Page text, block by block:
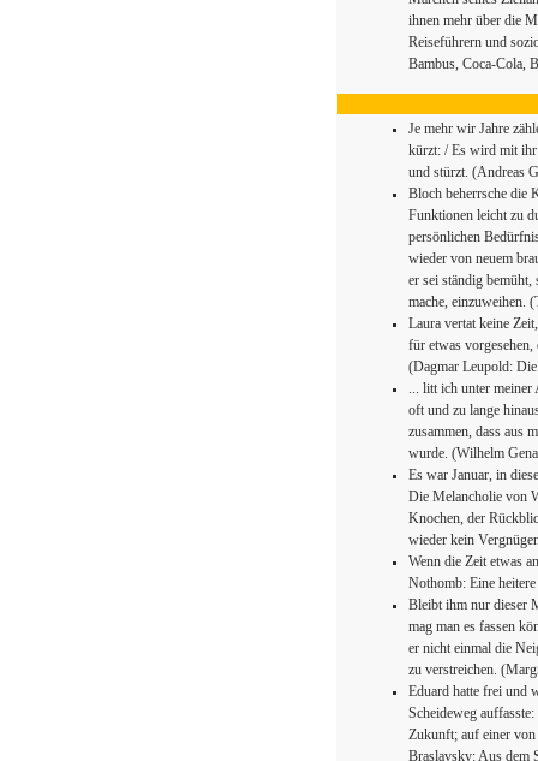
ihnen mehr über die
Reiseführern und
Bambus, Coca-Cola,
Je mehr wir Jahre
kürzt: / Es wird mit ihr
und stürzt. (Andreas
Bloch beherrsche die
Funktionen leicht zu
persönlichen
wieder von neuem
er sei ständig
mache, einzuweihen.
Laura vertat keine
für etwas
(Dagmar Leupold:
... litt ich unter meiner
oft und zu lange
zusammen, dass aus
wurde. (Wilhelm
Es war Januar, in
Die Melancholie von
Knochen, der
wieder kein
Wenn die Zeit etwas
Nothomb: Eine
Bleibt ihm nur dieser
mag man es fassen
er nicht einmal die
zu verstreichen.
Eduard hatte frei und
Scheideweg
Zukunft; auf einer
Braslavsky: Aus dem